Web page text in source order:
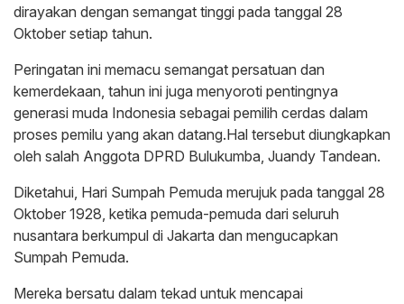
dirayakan dengan semangat tinggi pada tanggal 28
Oktober setiap tahun.
Peringatan ini memacu semangat persatuan dan
kemerdekaan, tahun ini juga menyoroti pentingnya
generasi muda Indonesia sebagai pemilih cerdas dalam
proses pemilu yang akan datang.Hal tersebut diungkapkan
oleh salah Anggota DPRD Bulukumba, Juandy Tandean.
Diketahui, Hari Sumpah Pemuda merujuk pada tanggal 28
Oktober 1928, ketika pemuda-pemuda dari seluruh
nusantara berkumpul di Jakarta dan mengucapkan
Sumpah Pemuda.
Mereka bersatu dalam tekad untuk mencapai